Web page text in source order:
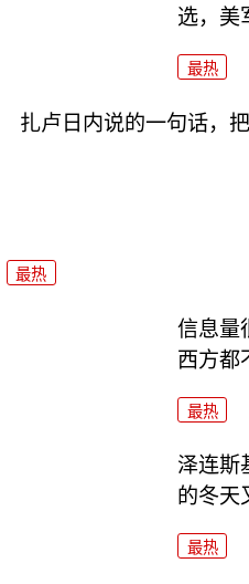
选，美
最热
扎卢日内说的一句话，
最热
信息量
西方都
最热
泽连斯
的冬天
最热